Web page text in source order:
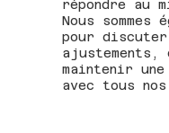
répondre au
Nous sommes
pour
maintenir
avec tous